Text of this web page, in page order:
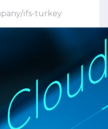
ifs-turkey